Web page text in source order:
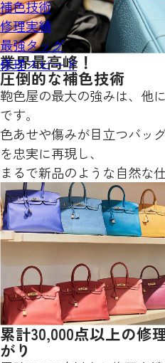
補色技術
修理実績
最強タッグ
修理スピード
業界最高峰！
圧倒的な補色技術
鞄色屋の最大の強みは、他
です。
色あせや傷みが目立つバッ
を忠実に再現し、
まるで新品のような自然な
累計30,000点以上の修
がり